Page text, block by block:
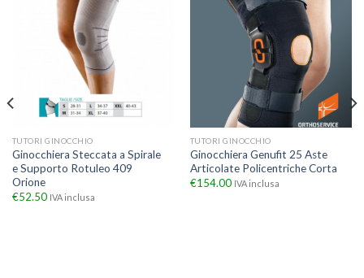
TUTORI GINOCCHIO
Ginocchiera Steccata a Spirale
e Supporto Rotuleo 409
Orione
€52.50 IVA inclusa
TUTORI GINOCCHIO
Ginocchiera Genufit 25 Aste
Articolate Policentriche Corta
€154.00 IVA inclusa